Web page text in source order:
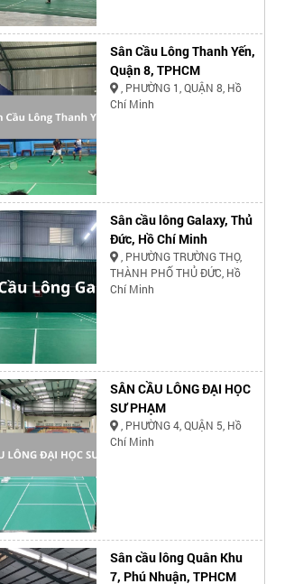
Sân Cầu Lông Thanh Yến,
Quận 8, TPHCM
, PHƯỜNG 1, QUẬN 8, Hồ
Chí Minh
Sân cầu lông Galaxy, Thủ
Đức, Hồ Chí Minh
, PHƯỜNG TRƯỜNG THỌ,
THÀNH PHỐ THỦ ĐỨC, Hồ
Chí Minh
SÂN CẦU LÔNG ĐẠI HỌC
SƯ PHẠM
, PHƯỜNG 4, QUẬN 5, Hồ
Chí Minh
Sân cầu lông Quân Khu
7, Phú Nhuận, TPHCM